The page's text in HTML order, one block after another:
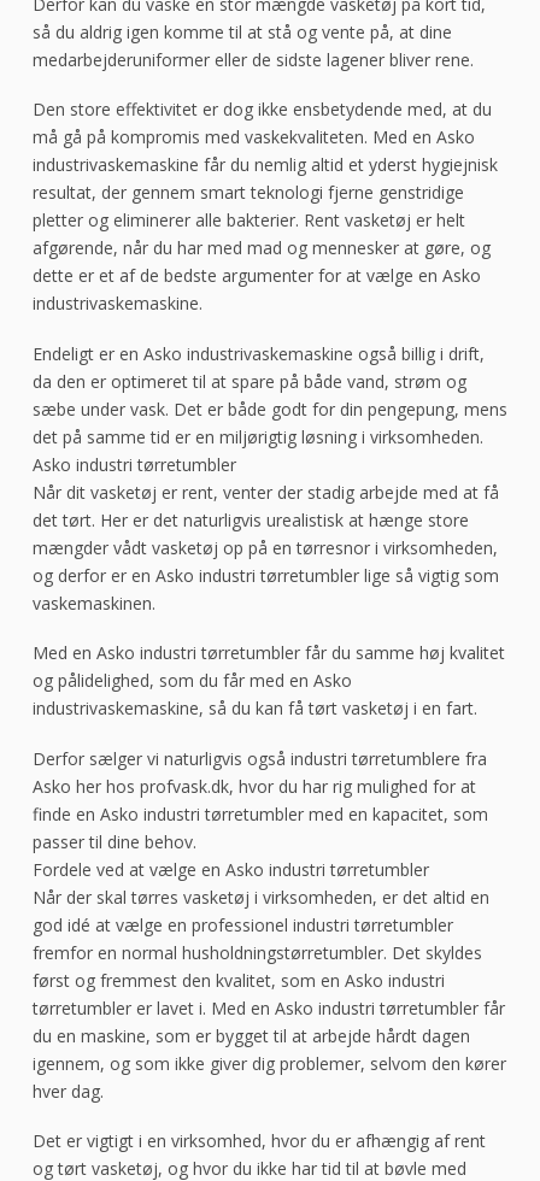
så du aldrig igen komme til at stå og vente på, at dine
medarbejderuniformer eller de sidste lagener bliver rene.
Den store effektivitet er dog ikke ensbetydende med, at du
må gå på kompromis med vaskekvaliteten. Med en Asko
industrivaskemaskine får du nemlig altid et yderst hygiejnisk
resultat, der gennem smart teknologi fjerne genstridige
pletter og eliminerer alle bakterier. Rent vasketøj er helt
afgørende, når du har med mad og mennesker at gøre, og
dette er et af de bedste argumenter for at vælge en Asko
industrivaskemaskine.
Endeligt er en Asko industrivaskemaskine også billig i drift,
da den er optimeret til at spare på både vand, strøm og
sæbe under vask. Det er både godt for din pengepung, mens
det på samme tid er en miljørigtig løsning i virksomheden.
Asko industri tørretumbler
Når dit vasketøj er rent, venter der stadig arbejde med at få
det tørt. Her er det naturligvis urealistisk at hænge store
mængder vådt vasketøj op på en tørresnor i virksomheden,
og derfor er en Asko industri tørretumbler lige så vigtig som
vaskemaskinen.
Med en Asko industri tørretumbler får du samme høj kvalitet
og pålidelighed, som du får med en Asko
industrivaskemaskine, så du kan få tørt vasketøj i en fart.
Derfor sælger vi naturligvis også industri tørretumblere fra
Asko her hos profvask.dk, hvor du har rig mulighed for at
finde en Asko industri tørretumbler med en kapacitet, som
passer til dine behov.
Fordele ved at vælge en Asko industri tørretumbler
Når der skal tørres vasketøj i virksomheden, er det altid en
god idé at vælge en professionel industri tørretumbler
fremfor en normal husholdningstørretumbler. Det skyldes
først og fremmest den kvalitet, som en Asko industri
tørretumbler er lavet i. Med en Asko industri tørretumbler får
du en maskine, som er bygget til at arbejde hårdt dagen
igennem, og som ikke giver dig problemer, selvom den kører
hver dag.
Det er vigtigt i en virksomhed, hvor du er afhængig af rent
og tørt vasketøj, og hvor du ikke har tid til at bøvle med